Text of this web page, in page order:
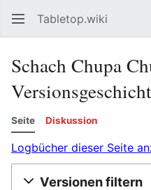
Tabletop.wiki
Schach Chupa
Seite Diskussion
Logbücher dieser Seite
Versionen filtern